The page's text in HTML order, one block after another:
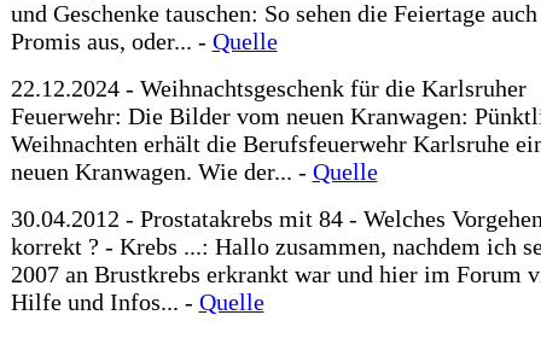
und Geschenke tauschen: So sehen die Feiertage
Promis aus, oder... - Quelle
22.12.2024 - Weihnachtsgeschenk für die Karlsruher
Feuerwehr: Die Bilder vom neuen Kranwagen:
Weihnachten erhält die Berufsfeuerwehr Karlsruhe
neuen Kranwagen. Wie der... - Quelle
30.04.2012 - Prostatakrebs mit 84 - Welches
korrekt ? - Krebs ...: Hallo zusammen, nachdem ich
2007 an Brustkrebs erkrankt war und hier im Forum
Hilfe und Infos... - Quelle